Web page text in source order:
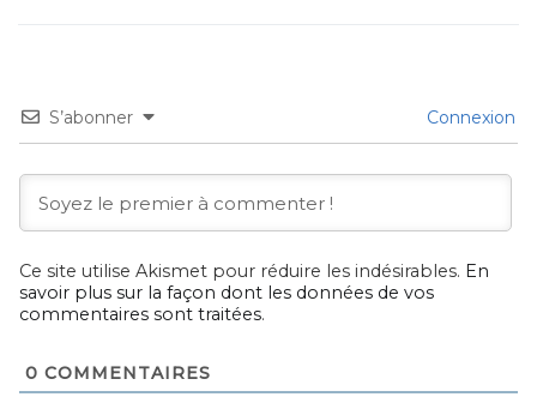
S’abonner Connexion
Ce site utilise Akismet pour réduire les indésirables. En
savoir plus sur la façon dont les données de vos
commentaires sont traitées.
0 COMMENTAIRES